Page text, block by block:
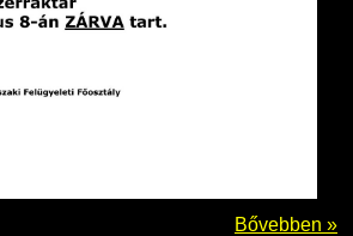
Bővebben »